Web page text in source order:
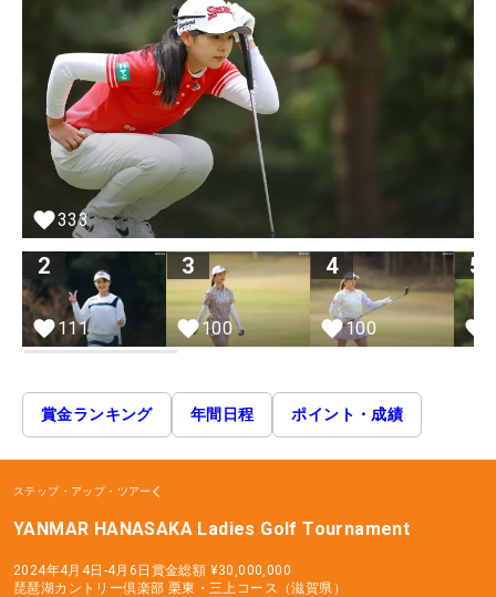
333
2
111
3
100
4
100
5
賞金ランキング 年間日程 ポイント・成績
ステップ・アップ・ツアー
YANMAR HANASAKA Ladies Golf Tournament
2024年4月4日-4月6日 賞金総額 ¥30,000,000
琵琶湖カントリー倶楽部 栗東・三上コース（滋賀県）